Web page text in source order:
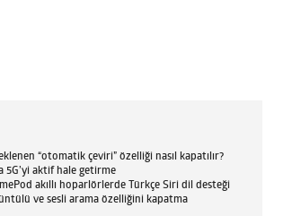
“otomatik çeviri” özelliği nasıl kapatılır?
5G’yi aktif hale getirme
akıllı hoparlörlerde Türkçe Siri dil desteği
ve sesli arama özelliğini kapatma